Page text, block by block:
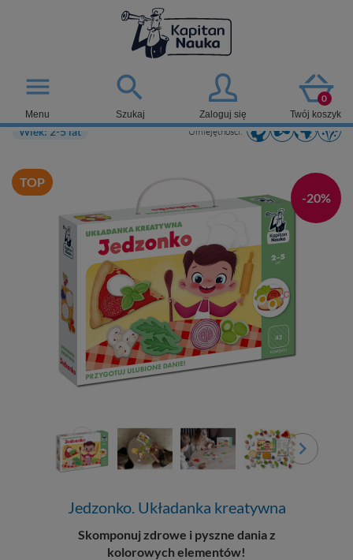

Szukaj Zaloguj się
0
Twój koszyk
menu
Menu
Wiek: 2-5 lat Umiejętności:
TOP
-20%
Jedzonko. Układanka kreatywna
Skomponuj zdrowe i pyszne dania z
kolorowych elementów!